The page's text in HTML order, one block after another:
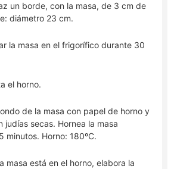
un borde, con la masa, de 3 cm de
diámetro 23 cm.
la masa en el frigorífico durante 30
el horno.
de la masa con papel de horno y
judías secas. Hornea la masa
minutos. Horno: 180ºC.
masa está en el horno, elabora la